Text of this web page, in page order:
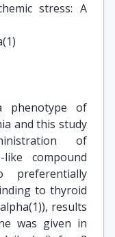
stress: A
phenotype of
and this study
of
like compound
to thyroid
results
was given in